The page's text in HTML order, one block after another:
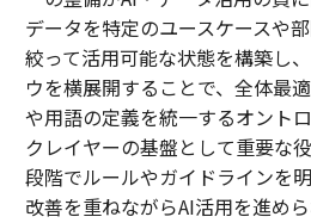
データを特定のユースケースや
絞って活用可能な状態を構築し
ウを横展開することで、全体最
や用語の定義を統一するオント
クレイヤーの基盤として重要な
段階でルールやガイドラインを
改善を重ねながらAI活用を進めら